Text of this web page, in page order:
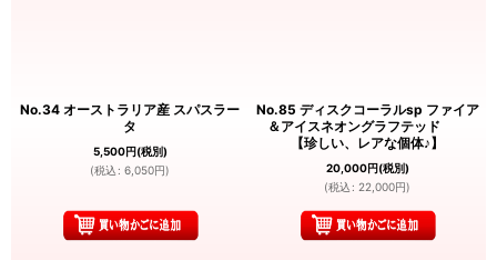
No.34 オーストラリア産 スパスラー
タ
5,500円(税別)
(税込 : 6,050円)
No.85 ディスクコーラルsp ファイア
＆アイスネオングラフテッド
【珍しい、レアな個体♪】
20,000円(税別)
(税込 : 22,000円)